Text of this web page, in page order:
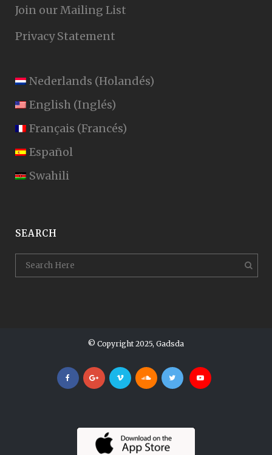
Join our Mailing List
Privacy Statement
Nederlands (Holandés)
English (Inglés)
Français (Francés)
Español
Swahili
SEARCH
© Copyright 2025, Gadsda